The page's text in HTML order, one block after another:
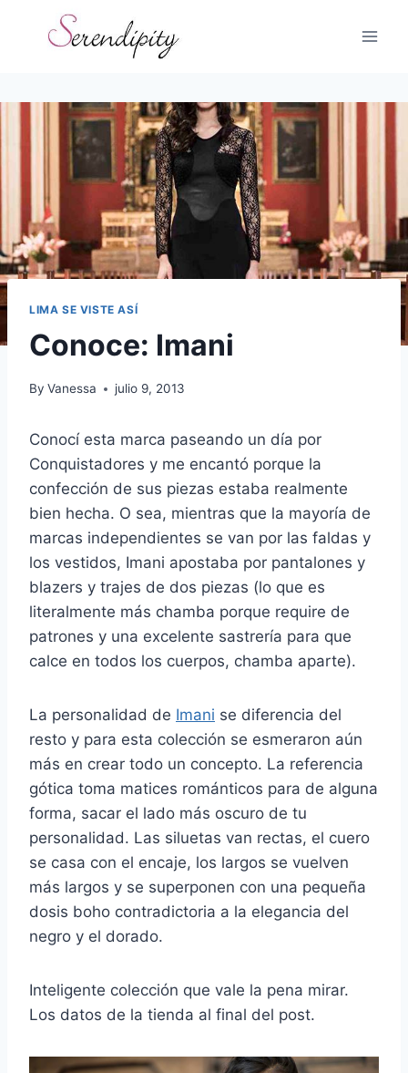
LIMA SE VISTE ASÍ
Conoce: Imani
By Vanessa julio 9, 2013
Conocí esta marca paseando un día por
Conquistadores y me encantó porque la
confección de sus piezas estaba realmente
bien hecha. O sea, mientras que la mayoría de
marcas independientes se van por las faldas y
los vestidos, Imani apostaba por pantalones y
blazers y trajes de dos piezas (lo que es
literalmente más chamba porque require de
patrones y una excelente sastrería para que
calce en todos los cuerpos, chamba aparte).
La personalidad de Imani se diferencia del
resto y para esta colección se esmeraron aún
más en crear todo un concepto. La referencia
gótica toma matices románticos para de alguna
forma, sacar el lado más oscuro de tu
personalidad. Las siluetas van rectas, el cuero
se casa con el encaje, los largos se vuelven
más largos y se superponen con una pequeña
dosis boho contradictoria a la elegancia del
negro y el dorado.
Inteligente colección que vale la pena mirar.
Los datos de la tienda al final del post.